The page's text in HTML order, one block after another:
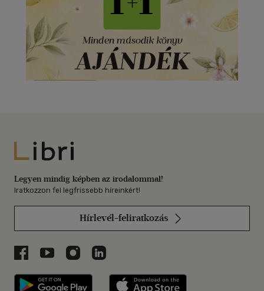
Libri
Legyen mindig képben az irodalommal!
Iratkozzon fel legfrissebb híreinkért!
Hírlevél-feliratkozás
Libri a Facebookon
Libri a Youtube-on
Libri az Instagramon
Libri a LinkedInen
Libri applikáció Szerezd meg: Google